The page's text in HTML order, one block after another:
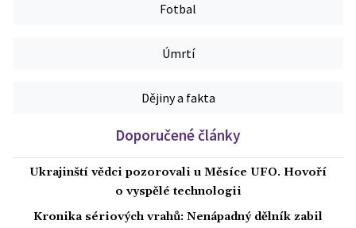
Fotbal
Úmrtí
Dějiny a fakta
Doporučené články
Ukrajinští vědci pozorovali u Měsíce UFO. Hovoří
o vyspělé technologii
Kronika sériových vrahů: Nenápadný dělník zabil